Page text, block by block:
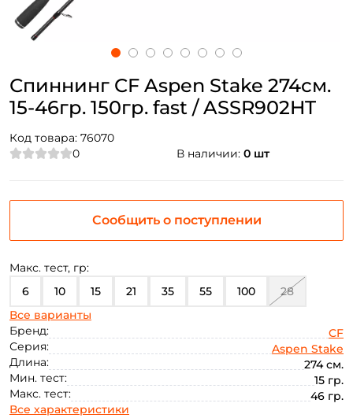
Спиннинг CF Aspen Stake 274см.
15-46гр. 150гр. fast / ASSR902HT
Код товара: 76070
0
В наличии: 0 шт
Макс. тест, гр:
6
10 15 21 35 55 100 28
46 70
Все варианты
Бренд:
CF
Серия:
Aspen Stake
Длина:
274 см.
Мин. тест:
15 гр.
Макс. тест:
46 гр.
Все характеристики
Сообщить о поступлении